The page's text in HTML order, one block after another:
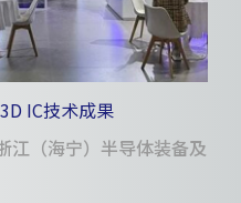
IC技术成果
江（海宁）半导体装备及